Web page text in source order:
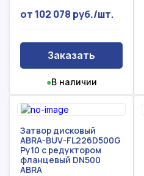
от 102 078 руб./шт.
Заказать
●В наличии
Затвор дисковый
ABRA-BUV-FL226D500G
Ру10 с редуктором
фланцевый DN500
ABRA